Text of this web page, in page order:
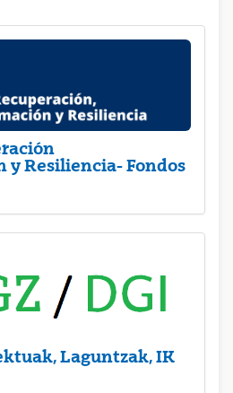
y Resiliencia- Fondos
Laguntzak, IK